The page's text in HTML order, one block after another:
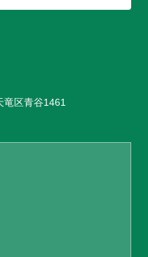
区青谷1461